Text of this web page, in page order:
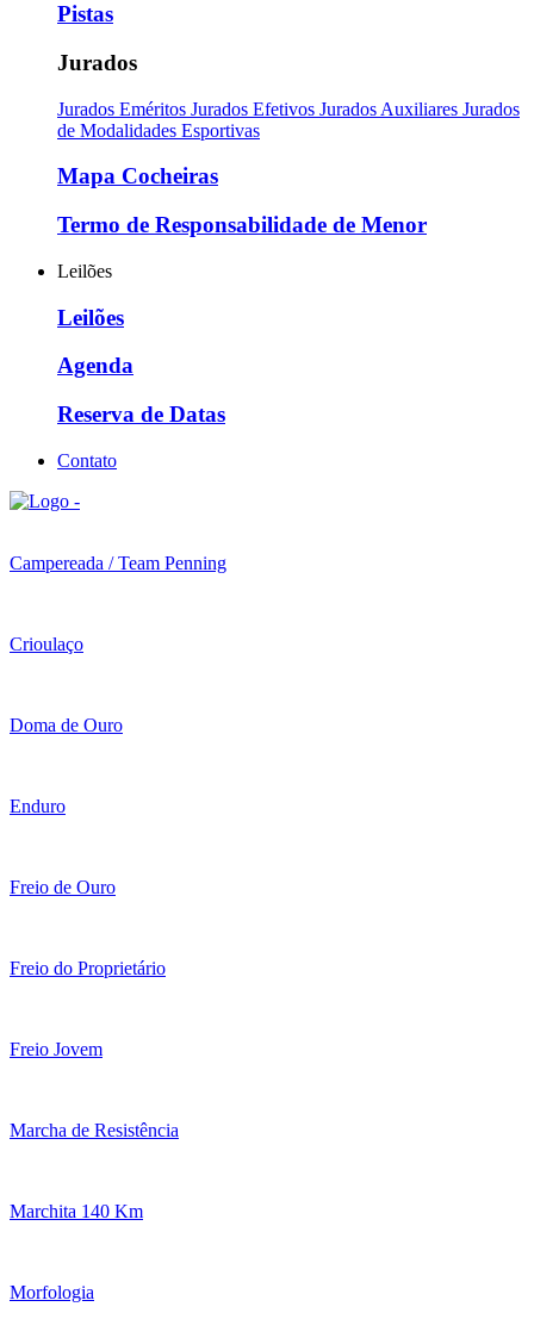
Pistas
Jurados
Jurados Eméritos Jurados Efetivos Jurados Auxiliares Jurados
de Modalidades Esportivas
Mapa Cocheiras
Termo de Responsabilidade de Menor
Leilões
Leilões
Agenda
Reserva de Datas
Contato
Campereada / Team Penning
Crioulaço
Doma de Ouro
Enduro
Freio de Ouro
Freio do Proprietário
Freio Jovem
Marcha de Resistência
Marchita 140 Km
Morfologia